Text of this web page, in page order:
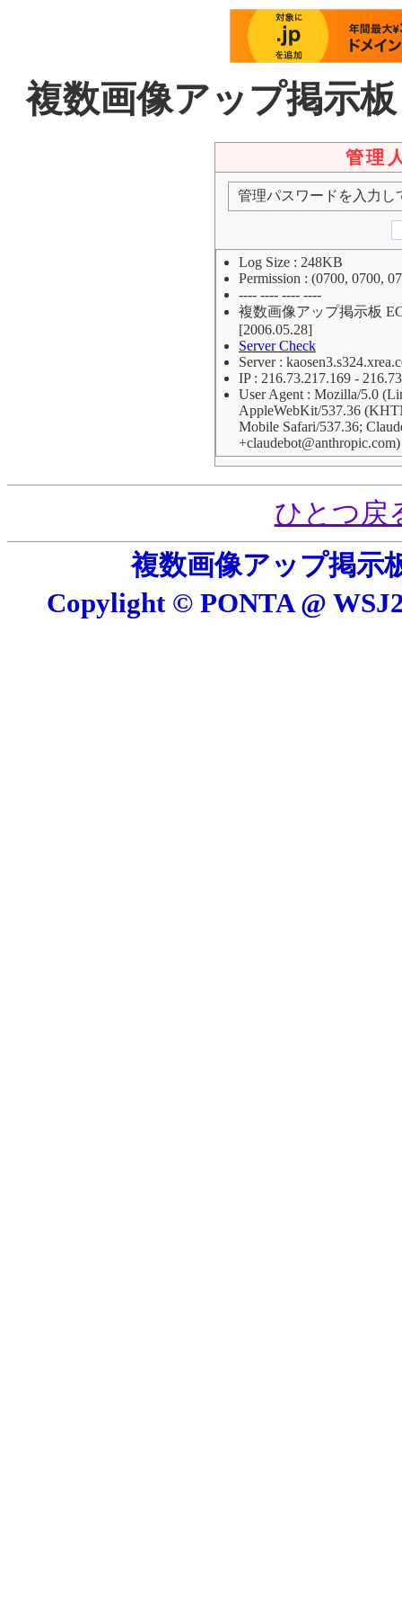
複数画像アップ掲示
管理
管理パスワードを入力し
Log Size : 248KB
Permission : (0700, 0700,
---- ---- ---- ----
複数画像アップ掲示板
[2006.05.28]
Server Check
Server :
IP : 216.73.217.169 -
User Agent : Mozilla/5.0
AppleWebKit/537.36
Mobile Safari/537.36;
+claudebot@anthropic.com)
ひとつ戻
複数画像アップ掲示
Copylight © PONTA @